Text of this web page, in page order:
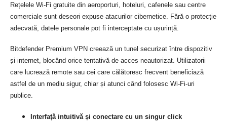
Rețelele Wi-Fi gratuite din aeroporturi, hoteluri, cafenele sau centre
comerciale sunt deseori expuse atacurilor cibernetice. Fără o protecție
adecvată, datele personale pot fi interceptate cu ușurință.
Bitdefender Premium VPN creează un tunel securizat între dispozitiv
și internet, blocând orice tentativă de acces neautorizat. Utilizatorii
care lucrează remote sau cei care călătoresc frecvent beneficiază
astfel de un mediu sigur, chiar și atunci când folosesc Wi-Fi-uri
publice.
Interfață intuitivă și conectare cu un singur click